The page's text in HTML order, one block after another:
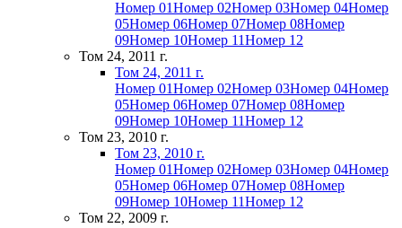
Номер 01Номер 02Номер 03Номер 04Номер
05Номер 06Номер 07Номер 08Номер
09Номер 10Номер 11Номер 12
Том 24, 2011 г.
Том 24, 2011 г.
Номер 01Номер 02Номер 03Номер 04Номер
05Номер 06Номер 07Номер 08Номер
09Номер 10Номер 11Номер 12
Том 23, 2010 г.
Том 23, 2010 г.
Номер 01Номер 02Номер 03Номер 04Номер
05Номер 06Номер 07Номер 08Номер
09Номер 10Номер 11Номер 12
Том 22, 2009 г.